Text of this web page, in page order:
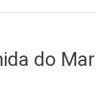
do Mar